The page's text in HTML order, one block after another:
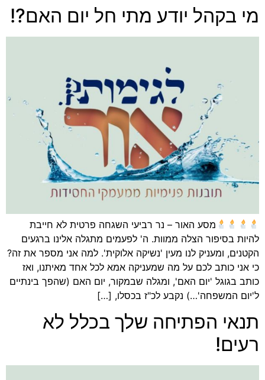
מי בקהל יודע מתי חל יום האם?!
מסע האור – נר רביעי השגחה פרטית לא חייבת
להיות בסיפור הצלה ממוות. ה' לפעמים מתגלה אלינו ברגעים
הקטנים, ומעניק לנו מעין 'נשיקה אלוקית'. למה אני מספר את זה?
כי אני כותב לכם על מה שמעניקה אמא לכל אחד מאיתנו, ואז
כותב בגוגל 'יום האם', ומגלה שבמקור, יום האם (שהפך בינתיים
ל'יום המשפחה'…) נקבע לכ"ז בכסלו, […]
תנאי הפתיחה שלך בכלל לא
רעים!